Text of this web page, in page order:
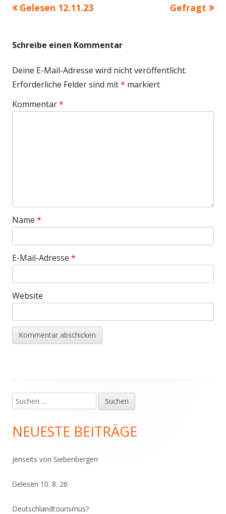
Beitragsnavigation
Vorheriger
Gelesen 12.11.23
Nächster
Gefragt
Schreibe einen Kommentar
Deine E-Mail-Adresse wird nicht veröffentlicht.
Erforderliche Felder sind mit* markiert
Kommentar*
Name *
E-Mail-Adresse *
Website
Haupt-
Seitenleiste
Suchen
nach:
NEUESTE BEITRÄGE
Jenseits von Siebenbergen
Gelesen 10. 8. 26
Deutschlandtourismus?